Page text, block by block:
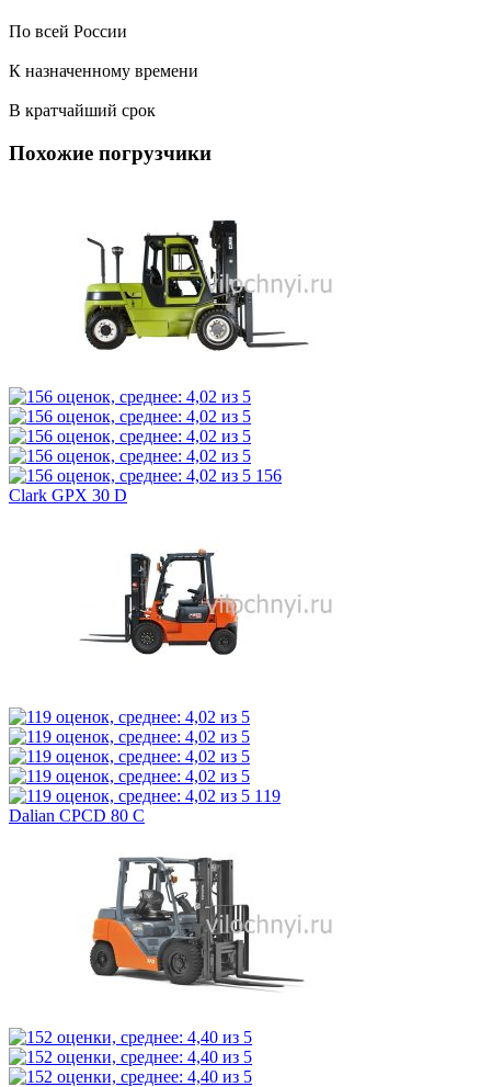
По всей России
К назначенному времени
В кратчайший срок
Похожие погрузчики
156
Clark GPX 30 D
119
Dalian CPCD 80 C